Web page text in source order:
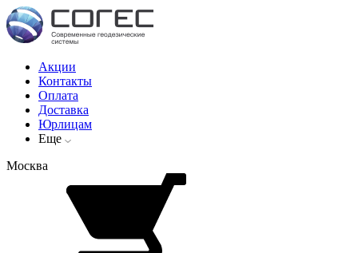
Акции
Контакты
Оплата
Доставка
Юрлицам
Еще
Москва